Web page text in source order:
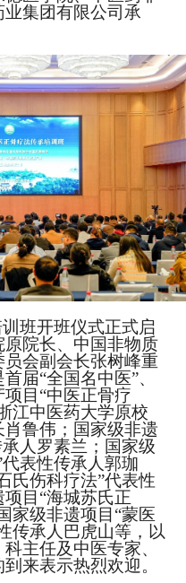
集团有限公司承
班开班仪式正式启
院长、中国非物质
会副会长张树峰重
届“全国名中医”、
目“中医正骨疗
江中医药大学原校
鲁伟；国家级非遗
人罗素兰；国家级
表性传承人郭珈
氏伤科疗法”代表性
目“海城苏氏正
家级非遗项目“蒙医
传承人巴虎山等，以
主任及中医专家、
来表示热烈欢迎。